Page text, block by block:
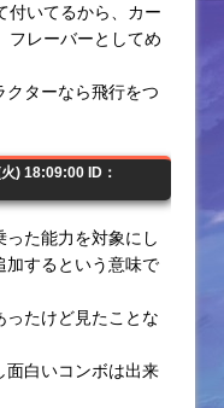
付いてるから、カー
フレーバーとしてめ
クターなら飛行をつ
) 18:09:00 ID：
た能力を対象にし
加するという意味で
ったけど見たことな
面白いコンボは出来